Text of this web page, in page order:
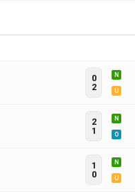
0
2
N
U
2
1
N
O
1
0
N
U